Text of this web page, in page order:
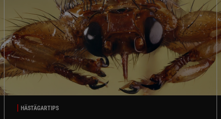
HÄSTÄGARTIPS